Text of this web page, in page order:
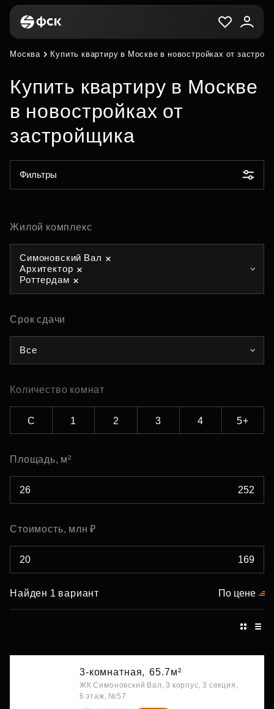
Москва Купить квартиру в Москве в новостройках от
Купить квартиру в Москве
в новостройках от
застройщика
Фильтры
Жилой комплекс
Симоновский Вал
Архитектор
Роттердам
Срок сдачи
Все
Количество комнат
С 1 2 3 4 5+
Площадь, м²
Стоимость, млн ₽
Найден 1 вариант По цене
3-комнатная, 65.7м²
ЖК Симоновский Вал, 3 корпус, 3 секция,
6 этаж, №57